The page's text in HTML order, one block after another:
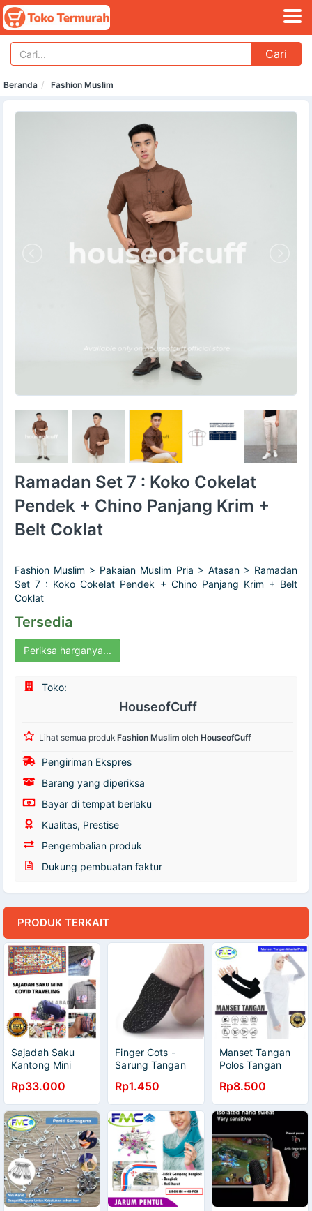
Cari
Beranda Fashion Muslim
Ramadan Set 7 : Koko Cokelat
Pendek + Chino Panjang Krim +
Belt Coklat
Fashion Muslim > Pakaian Muslim Pria > Atasan > Ramadan
Set 7 : Koko Cokelat Pendek + Chino Panjang Krim + Belt
Coklat
Tersedia
Periksa harganya...
Toko:
HouseofCuff
Lihat semua produk Fashion Muslim oleh HouseofCuff
Pengiriman Ekspres
Barang yang diperiksa
Bayar di tempat berlaku
Kualitas, Prestise
Pengembalian produk
Dukung pembuatan faktur
PRODUK TERKAIT
Sajadah Saku
Kantong Mini
Saat Pandemi
Covid 113145
Rp33.000
Finger Cots -
Sarung Tangan
Jempol Gaming
isi 2pcs - Ukuran
Besar
Rp1.450
Manset Tangan
Polos Tangan
Manset Pria
Wanita 1 Pasang
Sarung Lengan
Jempol Olahraga
Rp8.500